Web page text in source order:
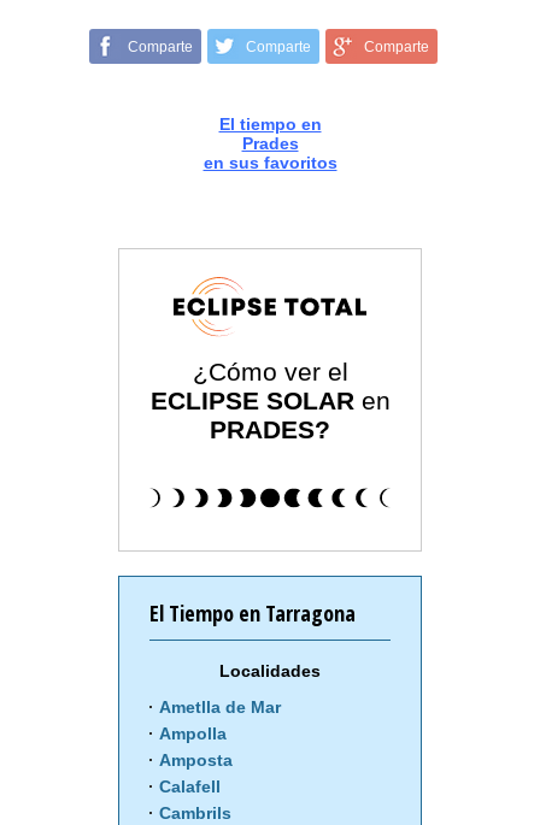
Comparte Comparte Comparte
El tiempo en
Prades
en sus favoritos
¿Cómo ver el
ECLIPSE SOLAR en
PRADES?
El Tiempo en Tarragona
Localidades
Ametlla de Mar
Ampolla
Amposta
Calafell
Cambrils